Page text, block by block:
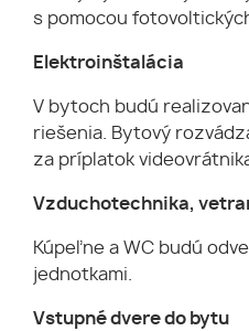
s pomocou
Elektroinštalácia
V bytoch budú
riešenia. Bytový
za príplatok
Vzduchotechnika,
Kúpeľne a WC budú
jednotkami.
Vstupné dvere do bytu